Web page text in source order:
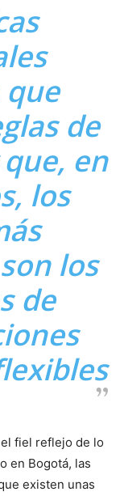
de
en
los
los
de
fiel reflejo de lo
en Bogotá, las
existen unas